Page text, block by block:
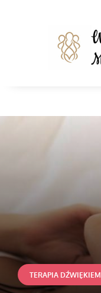
TERAPIA DŹWIĘKIEM